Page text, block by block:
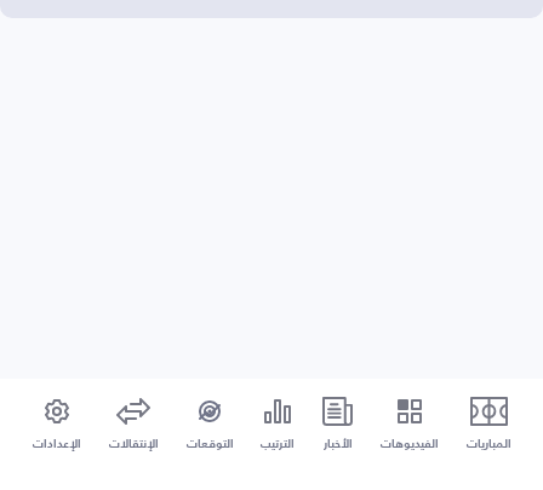
المباريات الفيديوهات الأخبار الترتيب التوقعات الإنتقالات الإعدادات